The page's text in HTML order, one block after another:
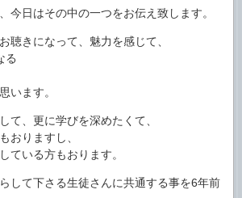
今日はその中の一つをお伝え致します。
聴きになって、魅力を感じて、
る
います。
て、更に学びを深めたくて、
おりますし、
ている方もおります。
して下さる生徒さんに共通する事を6年前